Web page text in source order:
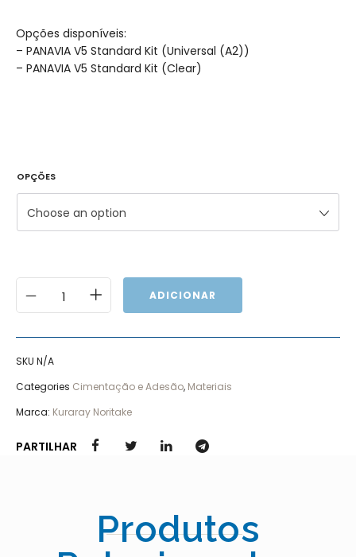
Opções disponíveis:
– PANAVIA V5 Standard Kit (Universal (A2))
– PANAVIA V5 Standard Kit (Clear)
OPÇÕES
Choose an option
ADICIONAR
SKU N/A
Categories Cimentação e Adesão, Materiais
Marca: Kuraray Noritake
PARTILHAR
Produtos